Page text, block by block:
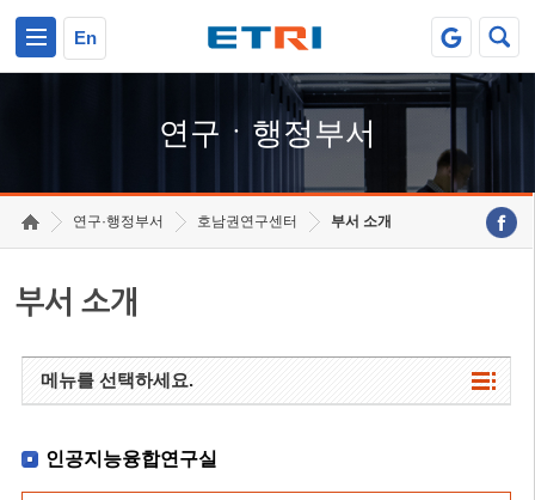
En
연구ㆍ행정부서
연구·행정부서 호남권연구센터 부서 소개
부서 소개
메뉴를 선택하세요.
인공지능융합연구실